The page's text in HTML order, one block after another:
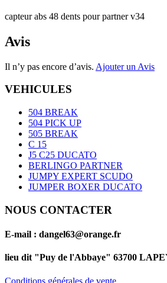
capteur abs 48 dents pour partner v34
Avis
Il n’y pas encore d’avis. Ajouter un Avis
VEHICULES
504 BREAK
504 PICK UP
505 BREAK
C 15
J5 C25 DUCATO
BERLINGO PARTNER
JUMPY EXPERT SCUDO
JUMPER BOXER DUCATO
NOUS CONTACTER
E-mail : dangel63@orange.fr
lieu dit "Puy de l'Abbaye" 63700
Conditions générales de vente